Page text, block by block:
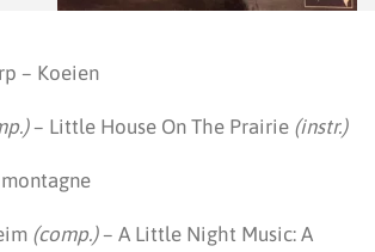
– Koeien
– Little House On The Prairie (instr.)
(comp.)– A Little Night Music: A